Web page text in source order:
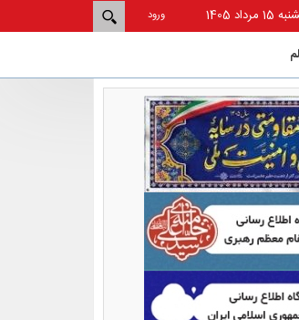
ورود
1405